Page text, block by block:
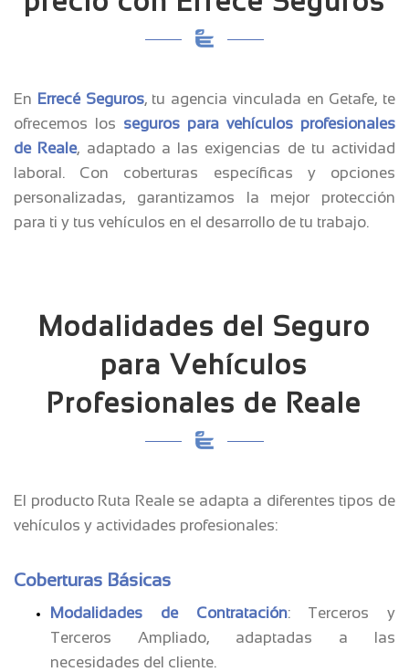
En Errecé Seguros, tu agencia vinculada en Getafe, te
ofrecemos los seguros para vehículos profesionales
de Reale, adaptado a las exigencias de tu actividad
laboral. Con coberturas específicas y opciones
personalizadas, garantizamos la mejor protección
para ti y tus vehículos en el desarrollo de tu trabajo.
Modalidades del Seguro
para Vehículos
Profesionales de Reale
El producto Ruta Reale se adapta a diferentes tipos de
vehículos y actividades profesionales:
Coberturas Básicas
Modalidades de Contratación: Terceros y
Terceros Ampliado, adaptadas a las
necesidades del cliente.